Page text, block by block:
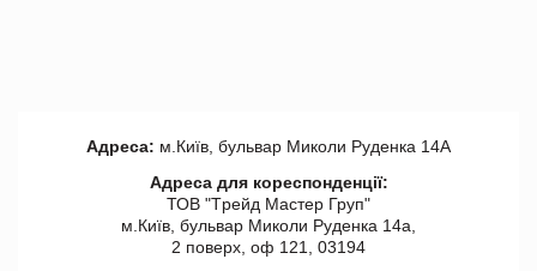
Адреса: м.Київ, бульвар Миколи Руденка 14А
Адреса для кореспонденції:
ТОВ "Tрейд Мастер Груп"
м.Київ, бульвар Миколи Руденка 14а,
2 поверх, оф 121, 03194